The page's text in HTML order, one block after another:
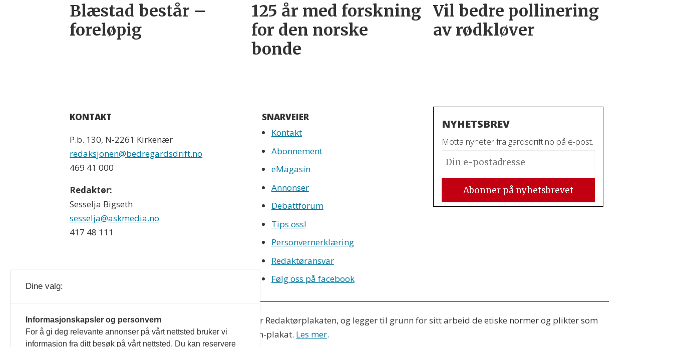
Blæstad består –
foreløpig
125 år med forskning
for den norske
bonde
Vil bedre pollinering
av rødkløver
KONTAKT
P.b. 130, N-2261 Kirkenær
redaksjonen@bedregardsdrift.no
469 41 000
Redaktør:
Sesselja Bigseth
sesselja@askmedia.no
417 48 111
SNARVEIER
Kontakt
Abonnement
eMagasin
Annonser
Debattforum
Tips oss!
Personvernerklæring
Redaktøransvar
Følg oss på facebook
NYHETSBREV
Motta nyheter fra gardsdrift.no på e-post.
Bedre Gardsdrift og gardsdrift.no redigeres etter Redaktørplakaten, og legger til grunn for sitt arbeid de etiske normer og plikter som
er formulert i Norsk Presseforbunds Vær Varsom-plakat. Les mer.
Dine valg:
Informasjonskapsler og personvern
For å gi deg relevante annonser på vårt nettsted bruker vi
informasjon fra ditt besøk på vårt nettsted. Du kan reservere